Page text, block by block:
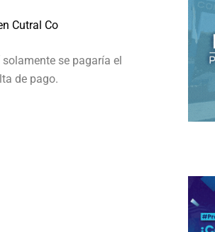
Cutral Co
solamente se pagaría el
de pago.